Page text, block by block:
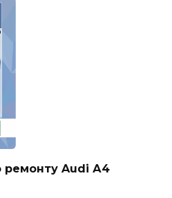
ремонту Audi А4